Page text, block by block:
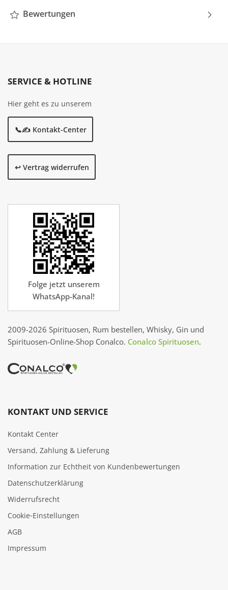
Bewertungen
SERVICE & HOTLINE
Hier geht es zu unserem
📞✍️ Kontakt-Center
↩️ Vertrag widerrufen
Folge jetzt unserem
WhatsApp-Kanal!
2009-2026 Spirituosen, Rum bestellen, Whisky, Gin und
Spirituosen-Online-Shop Conalco. Conalco Spirituosen.
KONTAKT UND SERVICE
Kontakt Center
Versand, Zahlung & Lieferung
Information zur Echtheit von Kundenbewertungen
Datenschutzerklärung
Widerrufsrecht
Cookie‑Einstellungen
AGB
Impressum